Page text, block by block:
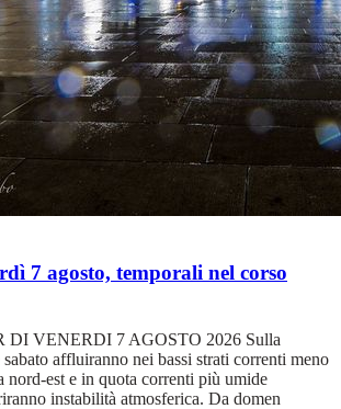
7 agosto, temporali nel corso
DI VENERDI 7 AGOSTO 2026 Sulla
affluiranno nei bassi strati correnti meno
nord-est e in quota correnti più umide
instabilità atmosferica. Da domen